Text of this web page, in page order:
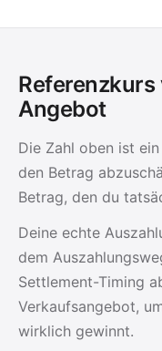
Angebot
Die Zahl oben ist ein
den Betrag
Betrag, den du
Deine echte
dem
Settlement-Timing
Verkaufsangebot,
wirklich gewinnt.